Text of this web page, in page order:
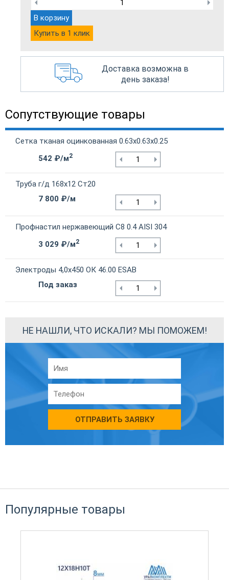
В корзину
Купить в 1 клик
Доставка возможна в
день заказа!
Сопутствующие товары
Сетка тканая оцинкованная 0.63х0.63х0.25
542 ₽/м2
Труба г/д 168х12 Ст20
7 800 ₽/м
Профнастил нержавеющий С8 0.4 AISI 304
3 029 ₽/м2
Электроды 4,0х450 ОК 46.00 ESAB
Под заказ
НЕ НАШЛИ, ЧТО ИСКАЛИ? МЫ ПОМОЖЕМ!
ОТПРАВИТЬ ЗАЯВКУ
Популярные товары